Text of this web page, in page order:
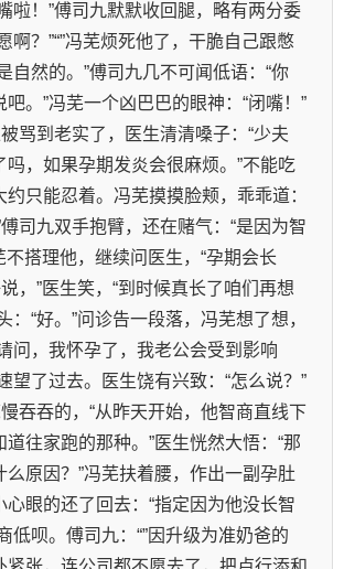
啦！”傅司九默默收回腿，略有两分委
啊？”“”冯芜烦死他了，干脆自己跟憋
自然的。”傅司九几不可闻低语：“你
。”冯芜一个凶巴巴的眼神：“闭嘴！”
骂到老实了，医生清清嗓子：“少夫
吗，如果孕期发炎会很麻烦。”不能吃
约只能忍着。冯芜摸摸脸颊，乖乖道：
司九双手抱臂，还在赌气：“是因为智
不搭理他，继续问医生，“孕期会长
说，”医生笑，“到时候真长了咱们再想
：“好。”问诊告一段落，冯芜想了想，
问，我怀孕了，我老公会受到影响
望了过去。医生饶有兴致：“怎么说？”
慢吞吞的，“从昨天开始，他智商直线下
道往家跑的那种。”医生恍然大悟：“那
么原因？”冯芜扶着腰，作出一副孕肚
心眼的还了回去：“指定因为他没长智
低呗。傅司九：“”因升级为准奶爸的